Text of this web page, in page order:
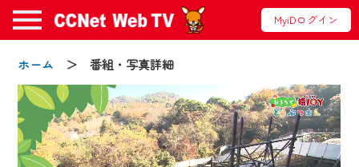
MyiDログイン
ホーム ＞ 番組・写真詳細